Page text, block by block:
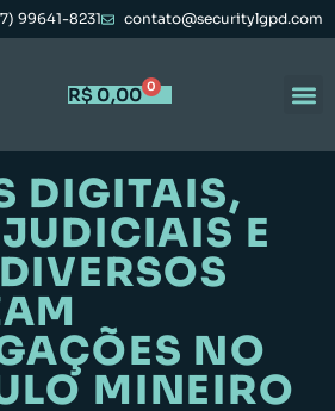
99641-8231 contato@securitylgpd.com
R$ 0,00 0
DIGITAIS,
E
NO
MINEIRO